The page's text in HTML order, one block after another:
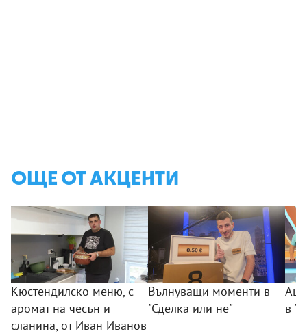
ОЩЕ ОТ АКЦЕНТИ
Кюстендилско меню, с
аромат на чесън и
сланина, от Иван Иванов
Вълнуващи моменти в
"Сделка или не"
в